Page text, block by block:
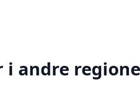
andre